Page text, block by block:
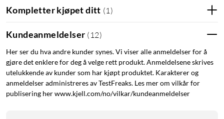
Batteritid: opptil 50 timer (34 timer ANC)
Ladetid: under 2 timer.
Driverstørrelse: 32 mm
Dynamisk frekvensområde: 20 Hz – 20 kHz
Impedans: 35 ohm
Bluetooth 5.3
Leveres med AUX-kabel og USB-C-ladekabel
Kompletter kjøpet ditt (1 )
Kundeanmeldelser ( 12)
Her ser du hva andre kunder synes. Vi viser alle anmeldelser for å
gjøre det enklere for deg å velge rett produkt. Anmeldelsene skrives
utelukkende av kunder som har kjøpt produktet. Karakterer og
anmeldelser administreres av TestFreaks. Les mer om vilkår for
publisering her www.kjell.com/no/vilkar/kundeanmeldelser